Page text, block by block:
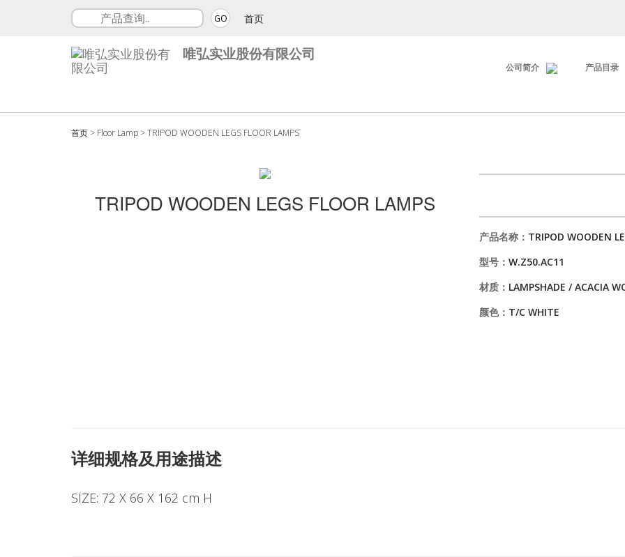
GO 首页
唯弘实业股份有限公司
公司简介 产品目录
首页 > Floor Lamp >TRIPOD WOODEN LEGS FLOOR LAMPS
TRIPOD WOODEN LEGS FLOOR LAMPS
产品名称： TRIPOD WOODEN
型号： W.Z50.AC11
材质： LAMPSHADE / ACACIA
颜色： T/C WHITE
详细规格及用途描述
SIZE: 72 X 66 X 162 cm H